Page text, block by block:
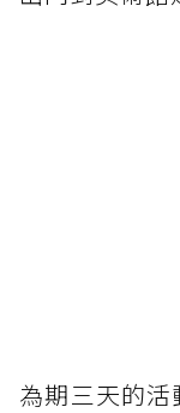
為期三天的活